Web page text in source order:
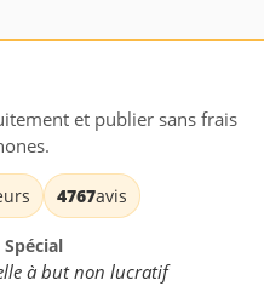
et publier sans frais
4767avis
à but non lucratif